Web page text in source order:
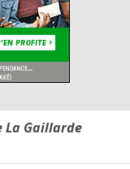
La Gaillarde